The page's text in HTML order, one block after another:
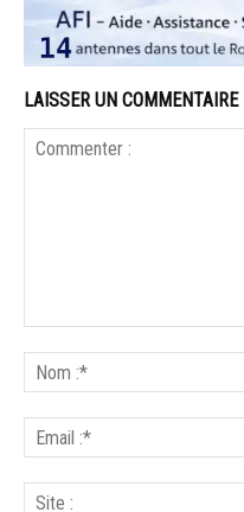
LAISSER UN COMMENTAIRE